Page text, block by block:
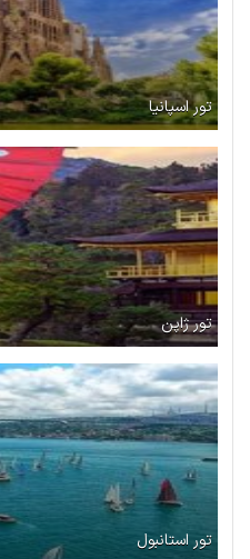
تور اسپانیا
تور ژاپن
تور استانبول